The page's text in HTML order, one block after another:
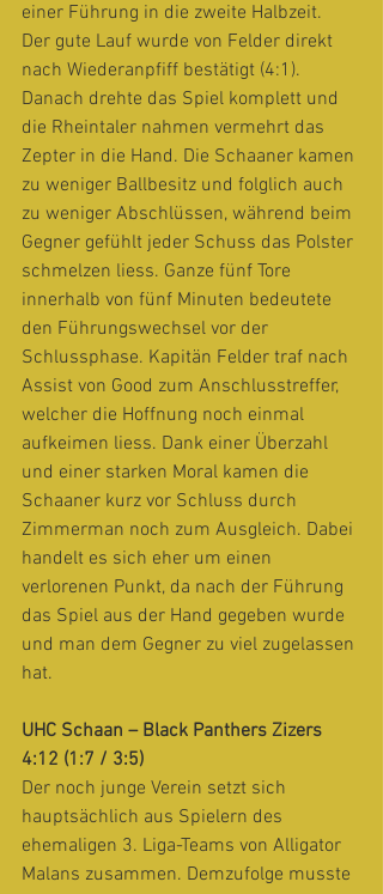
einer Führung in die zweite Halbzeit.
Der gute Lauf wurde von Felder direkt
nach Wiederanpfiff bestätigt (4:1).
Danach drehte das Spiel komplett und
die Rheintaler nahmen vermehrt das
Zepter in die Hand. Die Schaaner kamen
zu weniger Ballbesitz und folglich auch
zu weniger Abschlüssen, während beim
Gegner gefühlt jeder Schuss das Polster
schmelzen liess. Ganze fünf Tore
innerhalb von fünf Minuten bedeutete
den Führungswechsel vor der
Schlussphase. Kapitän Felder traf nach
Assist von Good zum Anschlusstreffer,
welcher die Hoffnung noch einmal
aufkeimen liess. Dank einer Überzahl
und einer starken Moral kamen die
Schaaner kurz vor Schluss durch
Zimmerman noch zum Ausgleich. Dabei
handelt es sich eher um einen
verlorenen Punkt, da nach der Führung
das Spiel aus der Hand gegeben wurde
und man dem Gegner zu viel zugelassen
hat.
UHC Schaan – Black Panthers Zizers
4:12 (1:7 / 3:5)
Der noch junge Verein setzt sich
hauptsächlich aus Spielern des
ehemaligen 3. Liga-Teams von Alligator
Malans zusammen. Demzufolge musste